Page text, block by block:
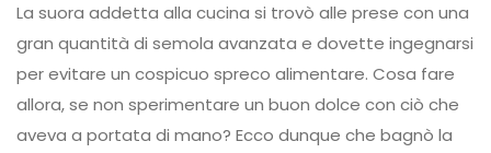
La suora addetta alla cucina si trovò alle prese con una
gran quantità di semola avanzata e dovette ingegnarsi
per evitare un cospicuo spreco alimentare. Cosa fare
allora, se non sperimentare un buon dolce con ciò che
aveva a portata di mano? Ecco dunque che bagnò la